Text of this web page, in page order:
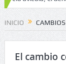
cáncer
INICIO
El cambio